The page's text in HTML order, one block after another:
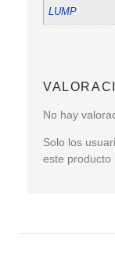
LUMP
No hay
Solo los
este producto